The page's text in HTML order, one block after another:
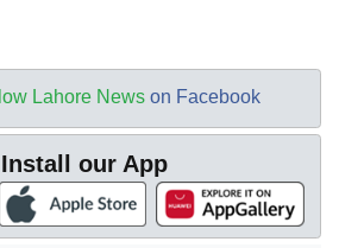
Lahore News on Facebook
Install our App